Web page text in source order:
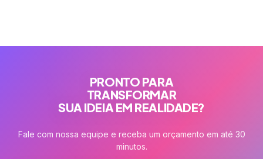
PRONTO PARA
TRANSFORMAR
SUA IDEIA EM REALIDADE?
Fale com nossa equipe e receba um orçamento em até 30
minutos.